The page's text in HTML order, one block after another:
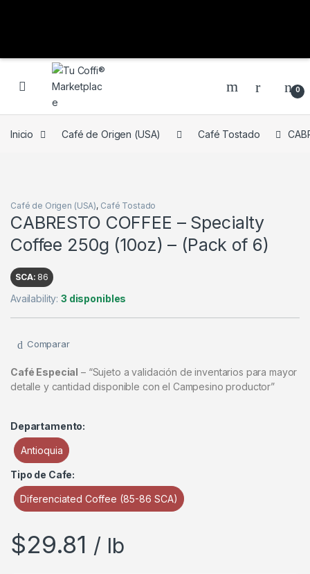
0
Inicio Café de Origen (USA) Café Tostado
Café de Origen (USA), Café Tostado
CABRESTO COFFEE – Specialty
Coffee 250g (10oz) – (Pack of 6)
SCA: 86
Availability:3 disponibles
Comparar
Café Especial – “Sujeto a validación de inventarios para mayor
detalle y cantidad disponible con el Campesino productor”
Departamento:
Antioquia
Tipo de Cafe:
Diferenciated Coffee (85-86 SCA)
$29.81 / lb